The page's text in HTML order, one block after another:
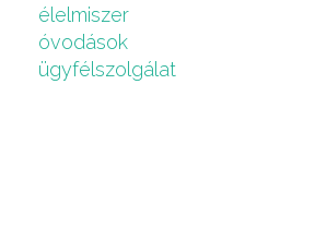
élelmiszer
óvodások
ügyfélszolgálat